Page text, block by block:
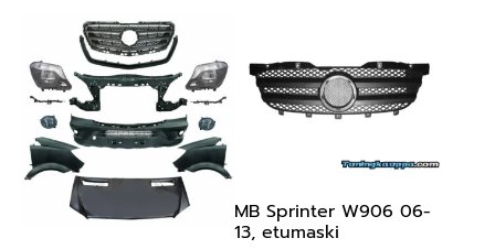
MB Sprinter W906 06-
13, etumaski